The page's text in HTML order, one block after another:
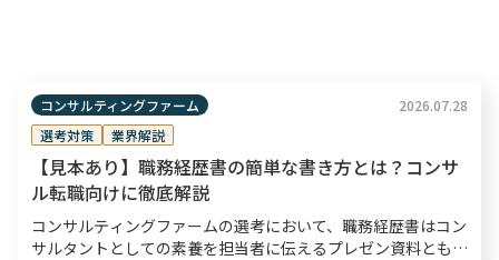
コンサルティングファーム
2026.07.28
選考対策
業界解説
【見本あり】職務経歴書の簡単な書き方とは？コンサ
ル転職向けに徹底解説
コンサルティングファームの選考において、職務経歴書はコン
サルタントとしての素養を担当者に伝えるプレゼン資料とも言